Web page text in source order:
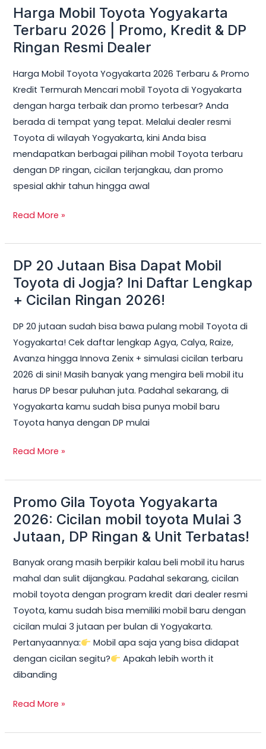
Harga Mobil Toyota Yogyakarta
Terbaru 2026 | Promo, Kredit & DP
Ringan Resmi Dealer
Harga Mobil Toyota Yogyakarta 2026 Terbaru & Promo
Kredit Termurah Mencari mobil Toyota di Yogyakarta
dengan harga terbaik dan promo terbesar? Anda
berada di tempat yang tepat. Melalui dealer resmi
Toyota di wilayah Yogyakarta, kini Anda bisa
mendapatkan berbagai pilihan mobil Toyota terbaru
dengan DP ringan, cicilan terjangkau, dan promo
spesial akhir tahun hingga awal
Harga
Mobil
Toyota
Terbaru
2026
|
Promo,
Kredit
&
DP
Ringan
Dealer
Read More »
DP 20 Jutaan Bisa Dapat Mobil
Toyota di Jogja? Ini Daftar Lengkap
+ Cicilan Ringan 2026!
DP 20 jutaan sudah bisa bawa pulang mobil Toyota di
Yogyakarta! Cek daftar lengkap Agya, Calya, Raize,
Avanza hingga Innova Zenix + simulasi cicilan terbaru
2026 di sini! Masih banyak yang mengira beli mobil itu
harus DP besar puluhan juta. Padahal sekarang, di
Yogyakarta kamu sudah bisa punya mobil baru
Toyota hanya dengan DP mulai
DP
20
Jutaan
Dapat
Mobil
Toyota
di
Jogja?
Ini
Daftar
+
2026!
Read More »
Promo Gila Toyota Yogyakarta
2026: Cicilan mobil toyota Mulai 3
Jutaan, DP Ringan & Unit Terbatas!
Banyak orang masih berpikir kalau beli mobil itu harus
mahal dan sulit dijangkau. Padahal sekarang, cicilan
mobil toyota dengan program kredit dari dealer resmi
Toyota, kamu sudah bisa memiliki mobil baru dengan
cicilan mulai 3 jutaan per bulan di Yogyakarta.
Pertanyaannya:
Mobil apa saja yang bisa didapat
dengan cicilan segitu?
Apakah lebih worth it
dibanding
Promo
Gila
Toyota
2026:
Cicilan
mobil
toyota
Mulai
3
Jutaan,
DP
&
Read More »